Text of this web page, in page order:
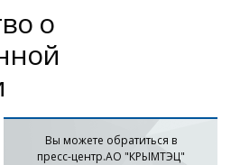
о
Вы можете обратиться в
пресс-центр.АО "КРЫМТЭЦ"